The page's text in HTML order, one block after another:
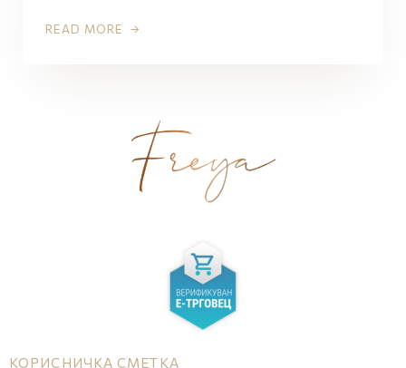
READ MORE
КОРИСНИЧКА СМЕТКА